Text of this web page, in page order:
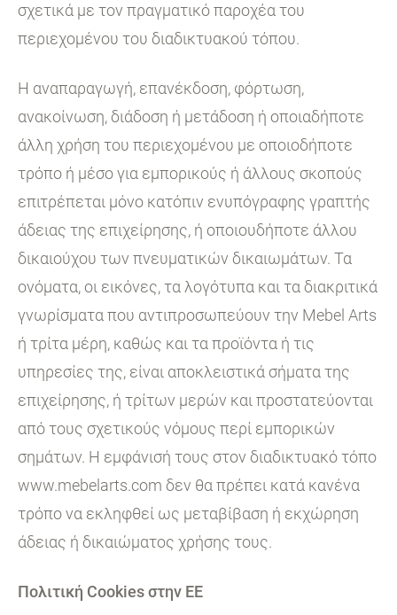
σχετικά με τον πραγματικό παροχέα του
περιεχομένου του διαδικτυακού τόπου.
Η αναπαραγωγή, επανέκδοση, φόρτωση,
ανακοίνωση, διάδοση ή μετάδοση ή οποιαδήποτε
άλλη χρήση του περιεχομένου με οποιοδήποτε
τρόπο ή μέσο για εμπορικούς ή άλλους σκοπούς
επιτρέπεται μόνο κατόπιν ενυπόγραφης γραπτής
άδειας της επιχείρησης, ή οποιουδήποτε άλλου
δικαιούχου των πνευματικών δικαιωμάτων. Τα
ονόματα, οι εικόνες, τα λογότυπα και τα διακριτικά
γνωρίσματα που αντιπροσωπεύουν την Mebel Arts
ή τρίτα μέρη, καθώς και τα προϊόντα ή τις
υπηρεσίες της, είναι αποκλειστικά σήματα της
επιχείρησης, ή τρίτων μερών και προστατεύονται
από τους σχετικούς νόμους περί εμπορικών
σημάτων. Η εμφάνισή τους στον διαδικτυακό τόπο
www.mebelarts.com δεν θα πρέπει κατά κανένα
τρόπο να εκληφθεί ως μεταβίβαση ή εκχώρηση
άδειας ή δικαιώματος χρήσης τους.
Πολιτική Cookies στην ΕΕ